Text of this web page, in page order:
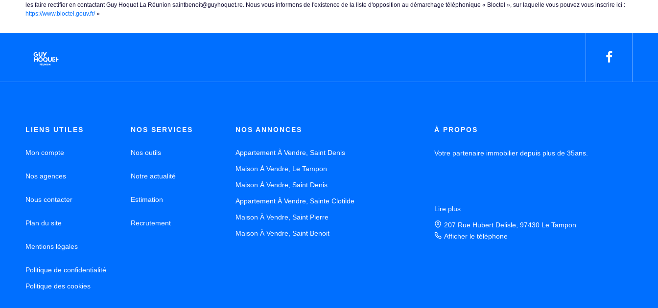
les faire rectifier en contactant Guy Hoquet La Réunion saintbenoit@guyhoquet.re. Nous vous informons de l'existence de la liste d'opposition au démarchage téléphonique « Bloctel », sur laquelle vous pouvez vous inscrire ici :
https://www.bloctel.gouv.fr/»
LIENS UTILES
Mon compte
Nos agences
Nous contacter
Plan du site
Mentions légales
Politique de confidentialité
Politique des cookies
NOS SERVICES
Nos outils
Notre actualité
Estimation
Recrutement
NOS ANNONCES
Appartement À Vendre, Saint Denis
Maison À Vendre, Le Tampon
Maison À Vendre, Saint Denis
Appartement À Vendre, Sainte Clotilde
Maison À Vendre, Saint Pierre
Maison À Vendre, Saint Benoit
À PROPOS
Votre partenaire immobilier depuis plus de 35ans.
Lire plus
207 Rue Hubert Delisle, 97430 Le Tampon
Afficher le téléphone